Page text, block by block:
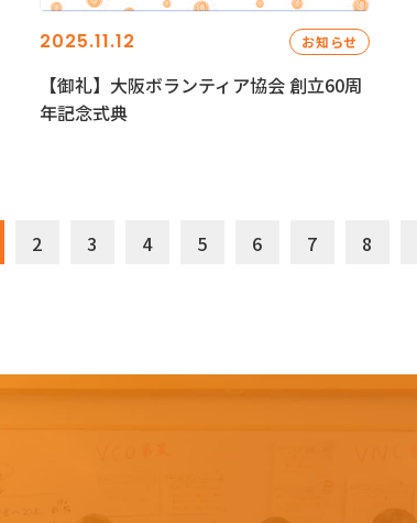
2025.11.12 お知らせ
【御礼】大阪ボランティア協会 創立60周
年記念式典
2 3 4 5 6 7 8